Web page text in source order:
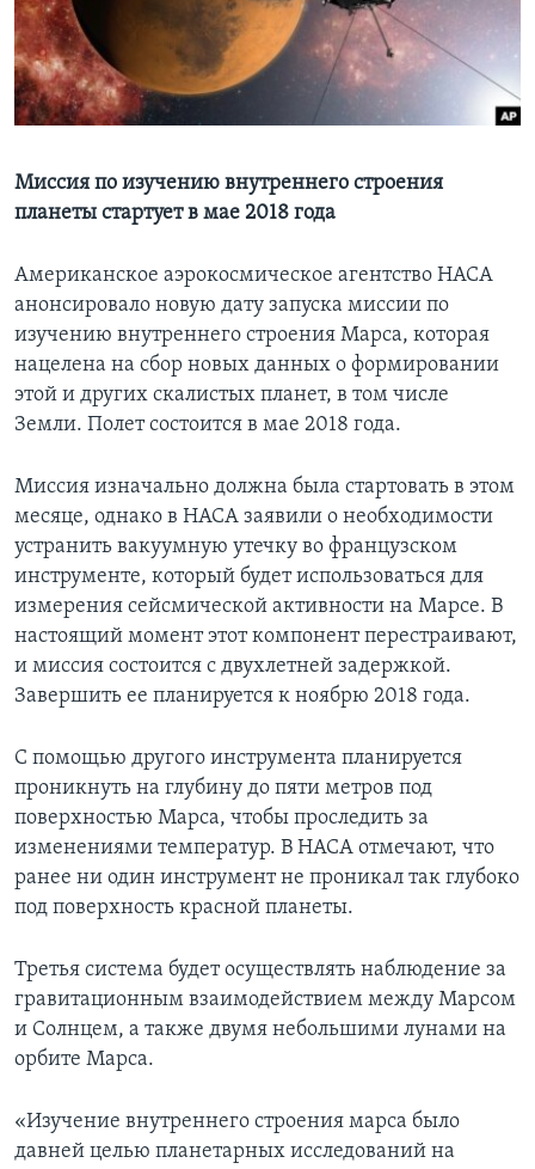
Learning English
СОЦИАЛЬНЫЕ СЕТИ
Языки
Миссия по изучению внутреннего строения
планеты стартует в мае 2018 года
Американское аэрокосмическое агентство НАСА
анонсировало новую дату запуска миссии по
изучению внутреннего строения Марса, которая
нацелена на сбор новых данных о формировании
этой и других скалистых планет, в том числе
Земли. Полет состоится в мае 2018 года.
Миссия изначально должна была стартовать в этом
месяце, однако в НАСА заявили о необходимости
устранить вакуумную утечку во французском
инструменте, который будет использоваться для
измерения сейсмической активности на Марсе. В
настоящий момент этот компонент перестраивают,
и миссия состоится с двухлетней задержкой.
Завершить ее планируется к ноябрю 2018 года.
С помощью другого инструмента планируется
проникнуть на глубину до пяти метров под
поверхностью Марса, чтобы проследить за
изменениями температур. В НАСА отмечают, что
ранее ни один инструмент не проникал так глубоко
под поверхность красной планеты.
Третья система будет осуществлять наблюдение за
гравитационным взаимодействием между Марсом
и Солнцем, а также двумя небольшими лунами на
орбите Марса.
«Изучение внутреннего строения марса было
давней целью планетарных исследований на